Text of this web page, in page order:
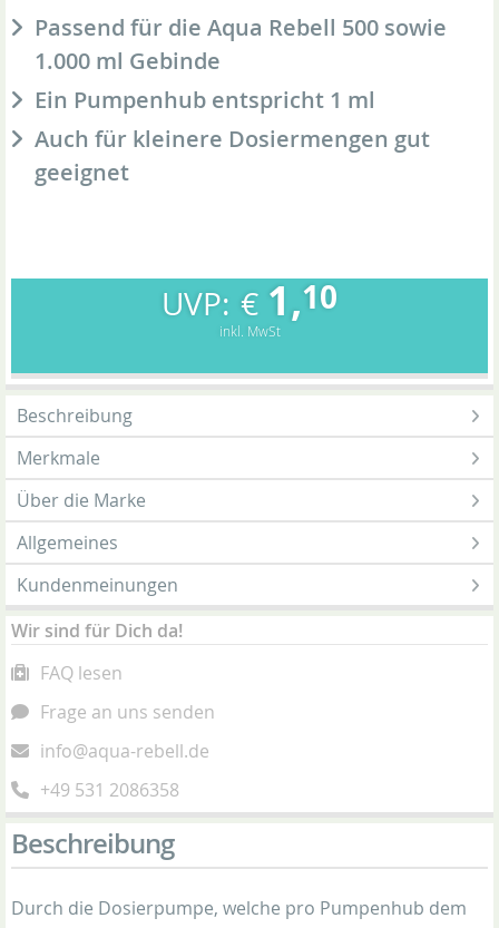
Passend für die Aqua Rebell 500 sowie
1.000 ml Gebinde
Ein Pumpenhub entspricht 1 ml
Auch für kleinere Dosiermengen gut
geeignet
€ 1,10
inkl. MwSt
Beschreibung
Merkmale
Über die Marke
Allgemeines
Kundenmeinungen
Wir sind für Dich da!
FAQ lesen
Frage an uns senden
info@aqua-rebell.de
+49 531 2086358
Beschreibung
Durch die Dosierpumpe, welche pro Pumpenhub dem